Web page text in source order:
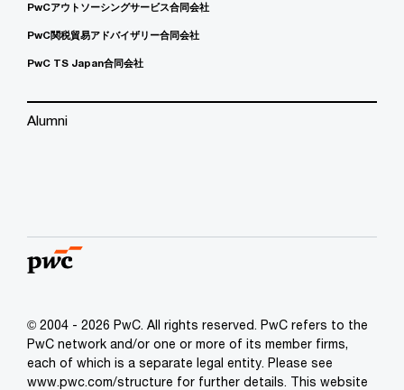
PwCアウトソーシングサービス合同会社
PwC関税貿易アドバイザリー合同会社
PwC TS Japan合同会社
Alumni
© 2004 - 2026 PwC. All rights reserved. PwC refers to the
PwC network and/or one or more of its member firms,
each of which is a separate legal entity. Please see
www.pwc.com/structure for further details. This website